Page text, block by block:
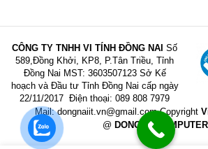
CÔNG TY TNHH VI TÍNH ĐỒNG NAI Số
589,Đồng Khởi, KP8, P.Tân Triều, Tỉnh
Đồng Nai MST: 3603507123 Sở Kế
hoạch và Đầu tư Tỉnh Đồng Nai cấp ngày
22/11/2017 Điện thoại: 089 808 7979
Mail:dongnaiit.vn@gmail.com Copyright
@ DONGNAICOMPUTER